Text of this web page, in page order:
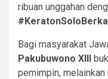
ribuan unggahan
Bagi masyarakat
Pakubuwono XIII
pemimpin,